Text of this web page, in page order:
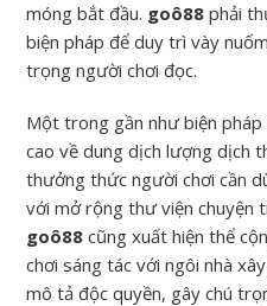
móng bắt đầu. goô88 phải
biện pháp để duy trì vày
trọng người chơi đọc.
Một trong gần như biện pháp
cao về dung dịch lượng dịch
thưởng thức người chơi cần
với mở rộng thư viện chuyện
goô88 cũng xuất hiện thể
chơi sáng tác với ngôi nhà
mô tả độc quyền, gây chú